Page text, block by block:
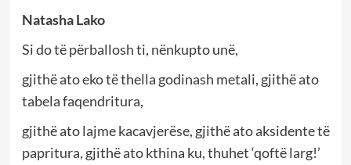
Natasha Lako
Si do të përballosh ti, nënkupto unë,
gjithë ato eko të thella godinash metali, gjithë ato
tabela faqendritura,
gjithë ato lajme kacavjerëse, gjithë ato aksidente të
papritura, gjithë ato kthina ku, thuhet ‘qoftë larg!’